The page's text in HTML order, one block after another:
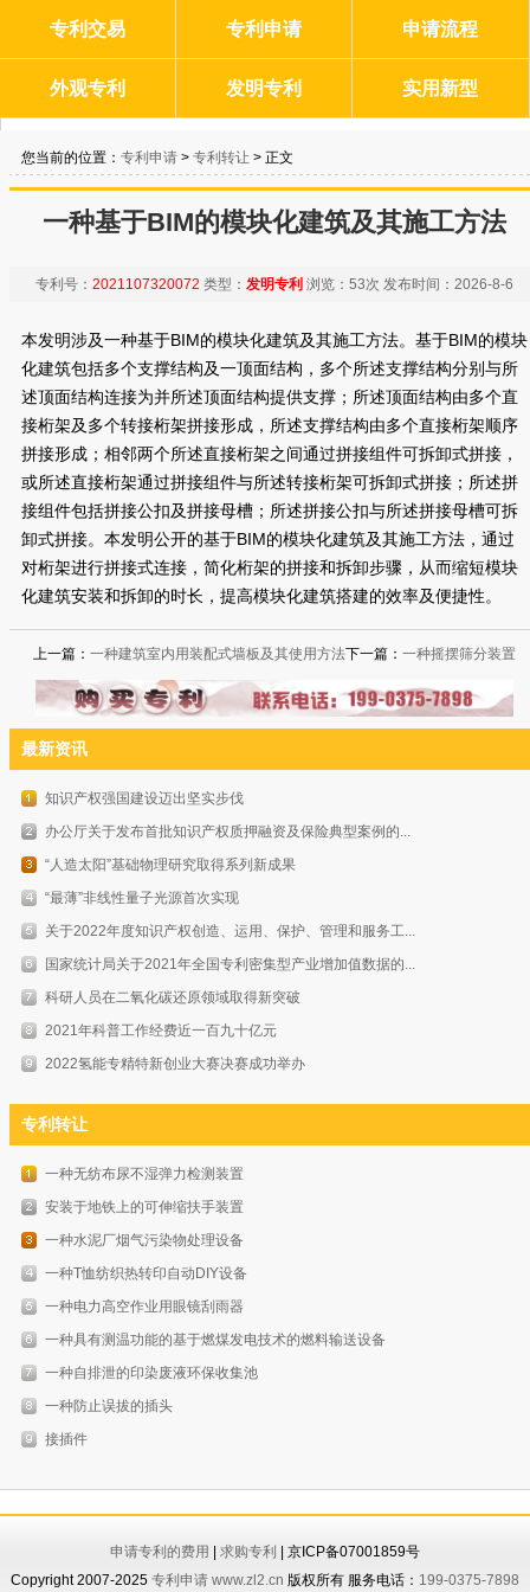
专利交易 专利申请 申请流程
外观专利 发明专利 实用新型
您当前的位置： 专利申请 > 专利转让 > 正文
一种基于BIM的模块化建筑及其施工方法
专利号： 2021107320072 类型： 发明专利 浏览： 53次 发布时间： 2026-8-6
本发明涉及一种基于BIM的模块化建筑及其施工方法。基于BIM的模块
化建筑包括多个支撑结构及一顶面结构，多个所述支撑结构分别与所
述顶面结构连接为并所述顶面结构提供支撑；所述顶面结构由多个直
接桁架及多个转接桁架拼接形成，所述支撑结构由多个直接桁架顺序
拼接形成；相邻两个所述直接桁架之间通过拼接组件可拆卸式拼接，
或所述直接桁架通过拼接组件与所述转接桁架可拆卸式拼接；所述拼
接组件包括拼接公扣及拼接母槽；所述拼接公扣与所述拼接母槽可拆
卸式拼接。本发明公开的基于BIM的模块化建筑及其施工方法，通过
对桁架进行拼接式连接，简化桁架的拼接和拆卸步骤，从而缩短模块
化建筑安装和拆卸的时长，提高模块化建筑搭建的效率及便捷性。
上一篇： 一种建筑室内用装配式墙板及其使用方法下一篇： 一种摇摆筛分装置
最新资讯
知识产权强国建设迈出坚实步伐
办公厅关于发布首批知识产权质押融资及保险典型案例的...
“人造太阳”基础物理研究取得系列新成果
“最薄”非线性量子光源首次实现
关于2022年度知识产权创造、运用、保护、管理和服务工...
国家统计局关于2021年全国专利密集型产业增加值数据的...
科研人员在二氧化碳还原领域取得新突破
2021年科普工作经费近一百九十亿元
2022氢能专精特新创业大赛决赛成功举办
专利转让
一种无纺布尿不湿弹力检测装置
安装于地铁上的可伸缩扶手装置
一种水泥厂烟气污染物处理设备
一种T恤纺织热转印自动DIY设备
一种电力高空作业用眼镜刮雨器
一种具有测温功能的基于燃煤发电技术的燃料输送设备
一种自排泄的印染废液环保收集池
一种防止误拔的插头
接插件
申请专利的费用 求购专利
| 京ICP备07001859号
Copyright 2007-2025 专利申请 www.zl2.cn 版权所有 服务电话： 199-0375-7898